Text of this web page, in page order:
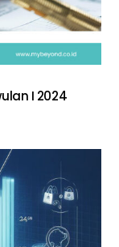
I 2024